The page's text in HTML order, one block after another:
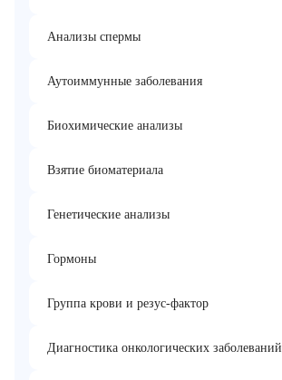
Анализы спермы
Аутоиммунные заболевания
Биохимические анализы
Взятие биоматериала
Генетические анализы
Гормоны
Группа крови и резус-фактор
Диагностика онкологических заболеваний